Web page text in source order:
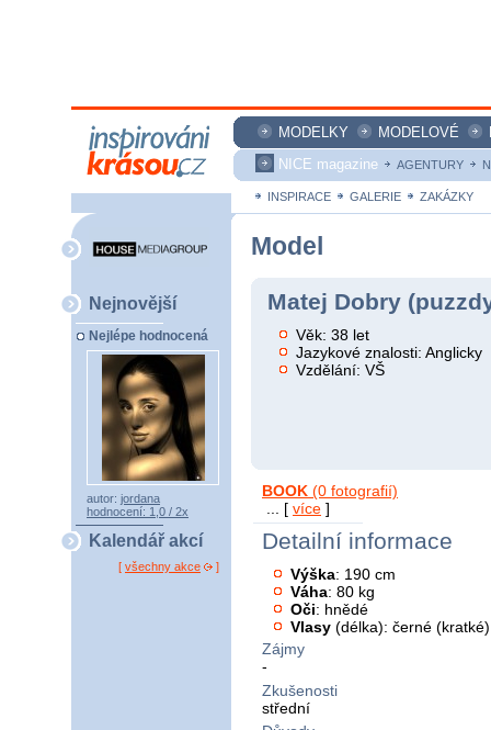
MODELKY MODELOVÉ
NICE magazine
AGENTURY
INSPIRACE GALERIE ZAKÁZKY
Nejnovější
Nejlépe hodnocená
autor: jordana
hodnocení: 1,0 / 2x
Kalendář akcí
[ všechny akce ]
Model
Matej Dobry
Věk: 38 let
Jazykové znalosti: Anglicky
Vzdělání: VŠ
BOOK (0 fotografií)
... [ více ]
Detailní informace
Výška: 190 cm
Váha: 80 kg
Oči: hnědé
Vlasy (délka): černé (kratké)
Zájmy
-
Zkušenosti
střední